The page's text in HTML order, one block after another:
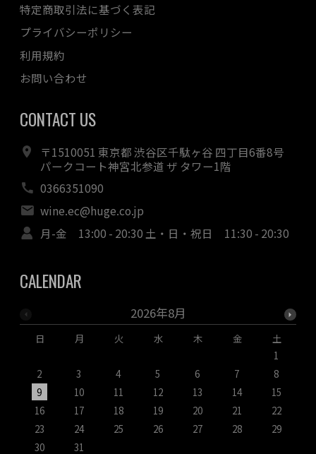
特定商取引法に基づく表記
プライバシーポリシー
利用規約
お問い合わせ
CONTACT US
〒1510051 東京都 渋谷区千駄ヶ谷 四丁目6番8号
パークコート神宮北参道 ザ タワー1階
0366351090
wine.ec@huge.co.jp
月-金 13:00 - 20:30 土・日・祝日 11:30 - 20:30
CALENDAR
2026年8月
日 月 火 水 木 金
土
1
2
3 4 5 6 7
8
9
10 11 12 13 14
15
16
17 18 19 20 21
22
23
24 25 26 27 28
29
30
31